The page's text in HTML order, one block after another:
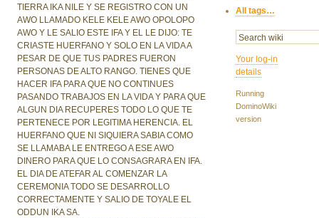
TIERRA IKA NILE Y SE REGISTRO CON UN
AWO LLAMADO KELE KELE AWO OPOLOPO
AWO Y LE SALIO ESTE IFA Y EL LE DIJO: TE
CRIASTE HUERFANO Y SOLO EN LA VIDA A
PESAR DE QUE TUS PADRES FUERON
PERSONAS DE ALTO RANGO. TIENES QUE
HACER IFA PARA QUE NO CONTINUES
PASANDO TRABAJOS EN LA VIDA Y PARA QUE
ALGUN DIA RECUPERES TODO LO QUE TE
PERTENECE POR LEGITIMA HERENCIA. EL
HUERFANO QUE NI SIQUIERA SABIA COMO
SE LLAMABA LE ENTREGO A ESE AWO
DINERO PARA QUE LO CONSAGRARA EN IFA.
EL DIA DE ATEFAR AL COMENZAR LA
CEREMONIA TODO SE DESARROLLO
CORRECTAMENTE Y SALIO DE TOYALE EL
ODDUN IKA SA.
All tags…
Your log-in
details
Running
DominoWiki
version